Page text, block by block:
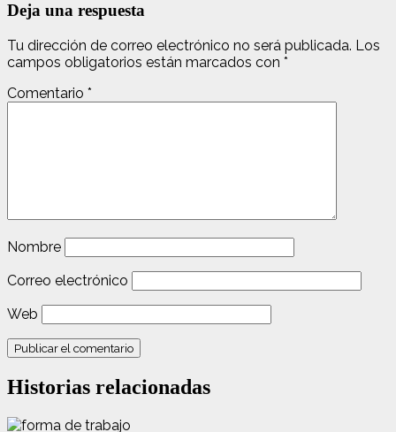
Deja una respuesta
Tu dirección de correo electrónico no será publicada. Los
campos obligatorios están marcados con *
Comentario *
Nombre
Correo electrónico
Web
Historias relacionadas